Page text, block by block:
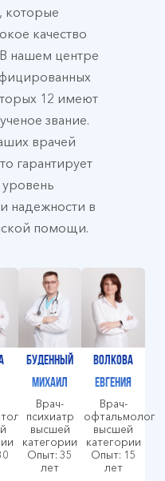
которые
качество
нашем центре
12 имеют
звание.
врачей
гарантирует
надежности в
помощи.
Буденный
Михаил
Врач-
психиатр
высшей
категории
Опыт: 35
лет
Волкова
Евгения
Врач-
офтальмолог
высшей
категории
Опыт: 15
лет